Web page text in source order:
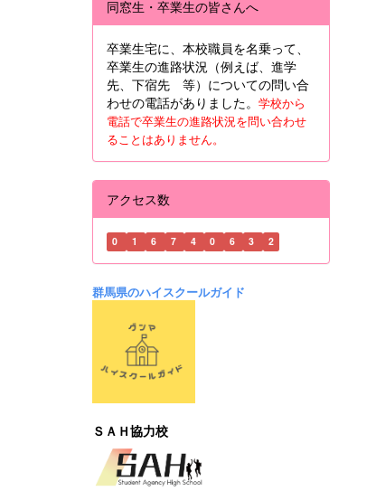
同窓生・卒業生の皆さんへ
卒業生宅に、本校職員を名乗って、
卒業生の進路状況（例えば、進学
先、下宿先 等）についての問い合
わせの電話がありました。 学校から
電話で卒業生の進路状況を問い合わせ
ることはありません。
アクセス数
0 1 6 7 4 0 6 3 2
群馬県のハイスクールガイド
ＳＡＨ協力校